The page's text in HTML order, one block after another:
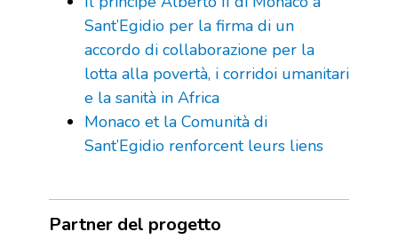
Sant’Egidio per la firma di un
accordo di collaborazione per la
lotta alla povertà, i corridoi umanitari
e la sanità in Africa
Monaco et la Comunità di
Sant’Egidio renforcent leurs liens
Partner del progetto